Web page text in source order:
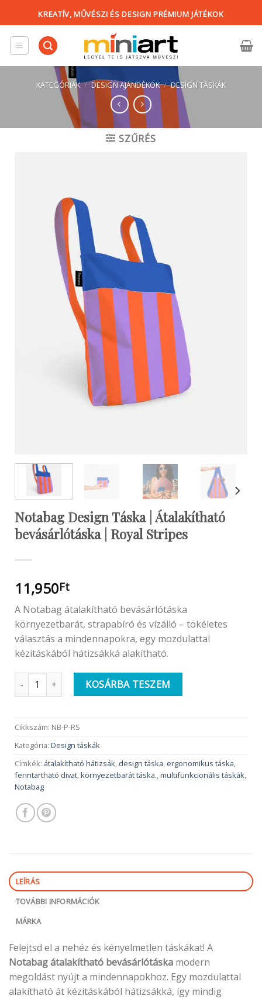
content
KREATÍV, MŰVÉSZI ÉS DESIGN PRÉMIUM JÁTÉKOK
KATEGÓRIÁK / DESIGN AJÁNDÉKOK / DESIGN TÁSKÁK
SZŰRÉS
Notabag Design Táska | Átalakítható
bevásárlótáska | Royal Stripes
11,950Ft
A Notabag átalakítható bevásárlótáska
környezetbarát, strapabíró és vízálló – tökéletes
választás a mindennapokra, egy mozdulattal
kézitáskából hátizsákká alakítható.
Notabag Design Táska | Átalakítható bevásárlótáska | Royal
KOSÁRBA TESZEM
Cikkszám: NB-P-RS
Kategória: Design táskák
Címkék: átalakítható hátizsák, design táska, ergonomikus táska,
fenntartható divat,környezetbarát táska.,multifunkcionális táskák,
Notabag
LEÍRÁS
TOVÁBBI INFORMÁCIÓK
MÁRKA
Felejtsd el a nehéz és kényelmetlen táskákat! A
Notabag átalakítható bevásárlótáska modern
megoldást nyújt a mindennapokhoz. Egy mozdulattal
alakítható át kézitáskából hátizsákká, így mindig